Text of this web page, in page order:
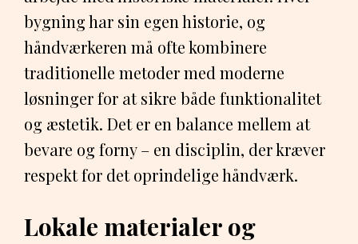
bygning har sin egen historie, og
håndværkeren må ofte kombinere
traditionelle metoder med moderne
løsninger for at sikre både funktionalitet
og æstetik. Det er en balance mellem at
bevare og forny – en disciplin, der kræver
respekt for det oprindelige håndværk.
Lokale materialer og